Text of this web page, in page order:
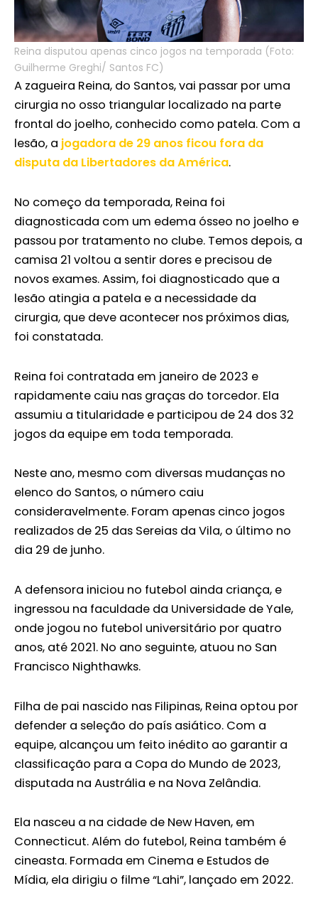
Reina disputou apenas cinco jogos na temporada (Foto:
Guilherme Greghi/ Santos FC)
A zagueira Reina, do Santos, vai passar por uma
cirurgia no osso triangular localizado na parte
frontal do joelho, conhecido como patela. Com a
lesão, a jogadora de 29 anos ficou fora da
disputa da Libertadores da América.
No começo da temporada, Reina foi
diagnosticada com um edema ósseo no joelho e
passou por tratamento no clube. Temos depois, a
camisa 21 voltou a sentir dores e precisou de
novos exames. Assim, foi diagnosticado que a
lesão atingia a patela e a necessidade da
cirurgia, que deve acontecer nos próximos dias,
foi constatada.
Reina foi contratada em janeiro de 2023 e
rapidamente caiu nas graças do torcedor. Ela
assumiu a titularidade e participou de 24 dos 32
jogos da equipe em toda temporada.
Neste ano, mesmo com diversas mudanças no
elenco do Santos, o número caiu
consideravelmente. Foram apenas cinco jogos
realizados de 25 das Sereias da Vila, o último no
dia 29 de junho.
A defensora iniciou no futebol ainda criança, e
ingressou na faculdade da Universidade de Yale,
onde jogou no futebol universitário por quatro
anos, até 2021. No ano seguinte, atuou no San
Francisco Nighthawks.
Filha de pai nascido nas Filipinas, Reina optou por
defender a seleção do país asiático. Com a
equipe, alcançou um feito inédito ao garantir a
classificação para a Copa do Mundo de 2023,
disputada na Austrália e na Nova Zelândia.
Ela nasceu a na cidade de New Haven, em
Connecticut. Além do futebol, Reina também é
cineasta. Formada em Cinema e Estudos de
Mídia, ela dirigiu o filme “Lahi”, lançado em 2022.